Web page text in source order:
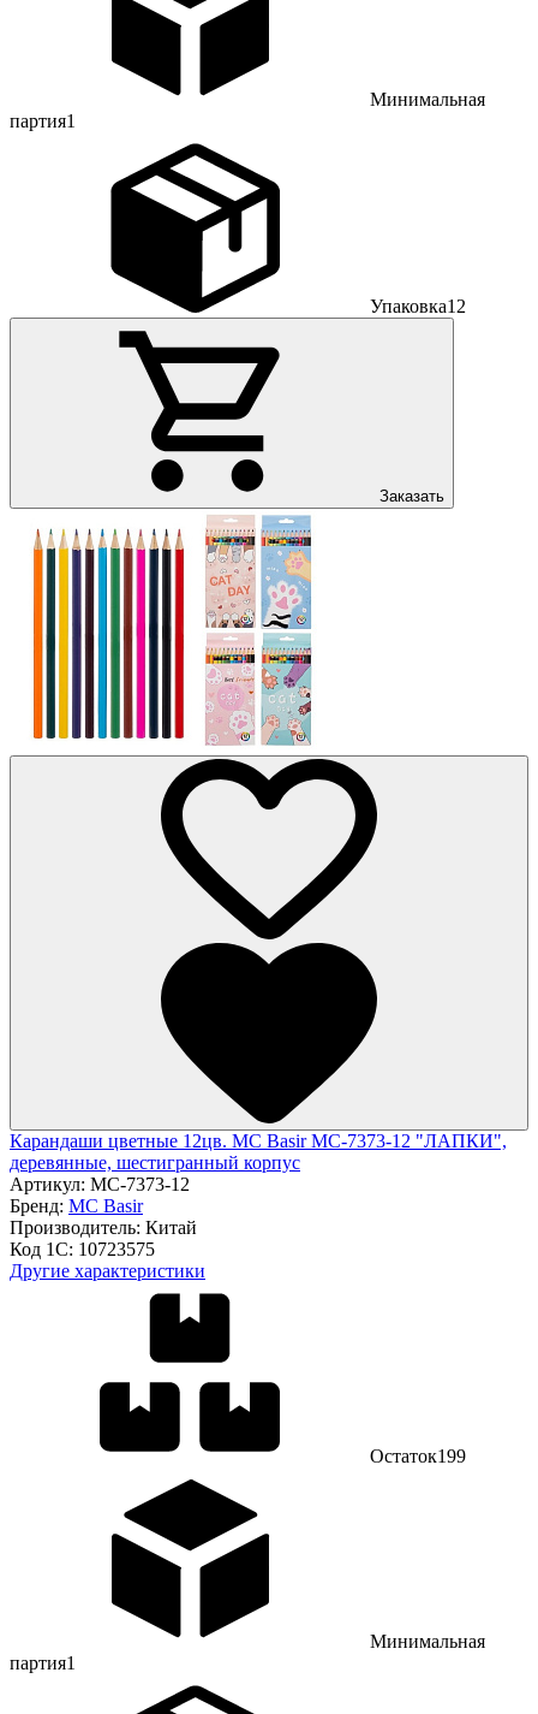
Минимальная
партия1
Упаковка12
Заказать
Карандаши цветные 12цв. MC Basir МС-7373-12 "ЛАПКИ",
деревянные, шестигранный корпус
Артикул: МС-7373-12
Бренд: MC Basir
Производитель: Китай
Код 1С: 10723575
Другие характеристики
Остаток199
Минимальная
партия1